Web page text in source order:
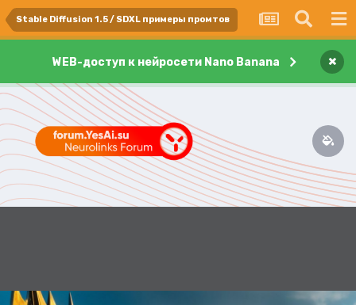
Stable Diffusion 1.5 / SDXL примеры промтов
WEB-доступ к нейросети Nano Banana ×